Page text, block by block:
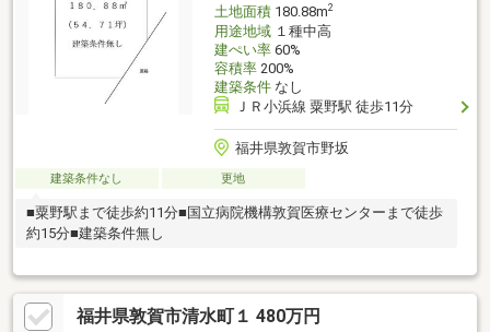
土地面積180.88m2
用途地域１種中高
建ぺい率60%
容積率200%
建築条件なし
ＪＲ小浜線 粟野駅 徒歩11分
福井県敦賀市野坂
建築条件なし 更地
■粟野駅まで徒歩約11分■国立病院機構敦賀医療センターまで徒歩
約15分■建築条件無し
福井県敦賀市清水町１ 480万円